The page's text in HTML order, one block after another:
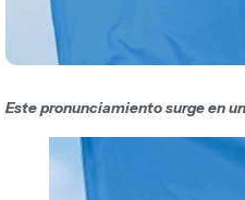
Este pronunciamiento surge en